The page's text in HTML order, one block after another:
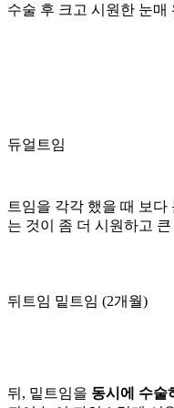
수술 후 크고 시원한 눈매
듀얼트임
트임을 각각 했을 때 보
는 것이 좀 더 시원하고
뒤트임 밑트임 (2개월)
뒤, 밑트임을 동시에 수술